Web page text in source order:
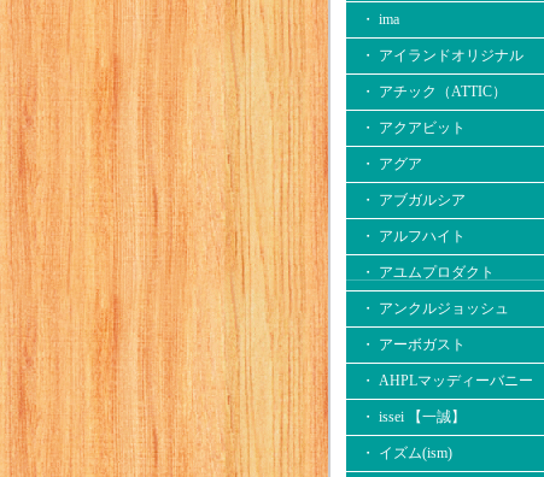
・ ima
・ アイランドオリジナル
・ アチック（ATTIC）
・ アクアビット
・ アグア
・ アブガルシア
・ アルフハイト
・ アユムプロダクト
・ アンクルジョッシュ
・ アーボガスト
・ AHPLマッディーバニー
・ issei 【一誠】
・ イズム(ism)